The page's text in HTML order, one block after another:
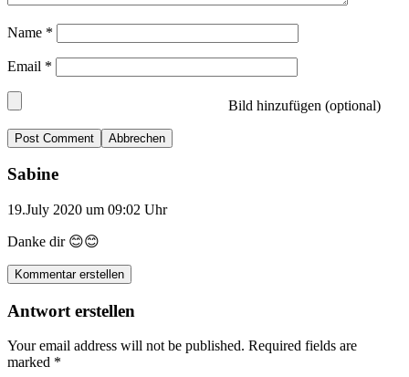
Name *
Email *
Bild hinzufügen (optional)
Abbrechen
Sabine
19.July 2020 um 09:02 Uhr
Danke dir 😊😊
Kommentar erstellen
Antwort erstellen
Your email address will not be published. Required fields are
marked *